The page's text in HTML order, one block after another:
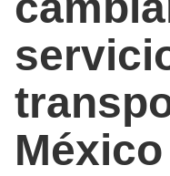
México